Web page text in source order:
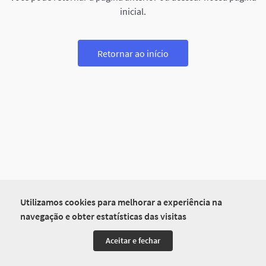
Utilizamos cookies para melhorar a experiência na
navegação e obter estatísticas das visitas
Aceitar e fechar
inicial.
Retornar ao início